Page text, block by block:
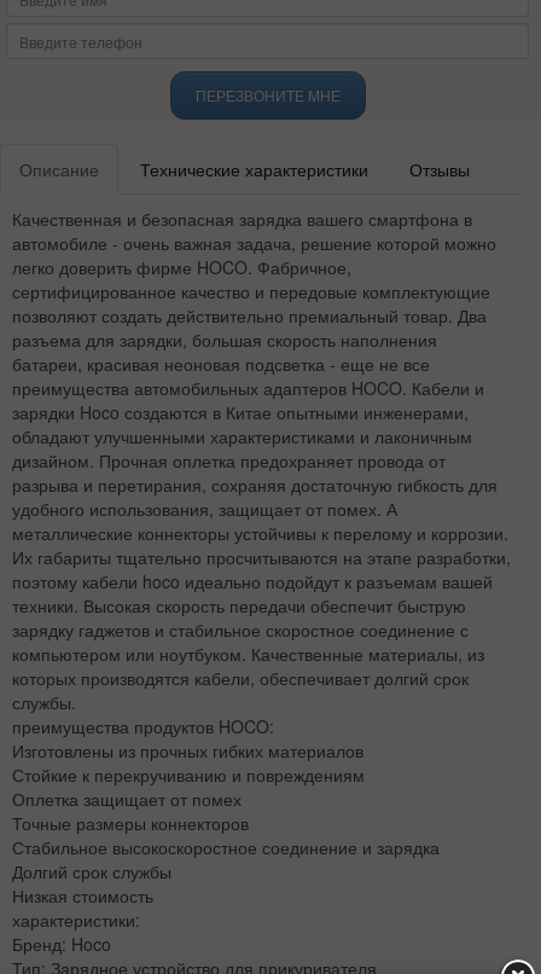
ПЕРЕЗВОНИТЕ МНЕ
Описание Технические характеристики Отзывы
Качественная и безопасная зарядка вашего смартфона в
автомобиле - очень важная задача, решение которой можно
легко доверить фирме HOCO. Фабричное,
сертифицированное качество и передовые комплектующие
позволяют создать действительно премиальный товар. Два
разъема для зарядки, большая скорость наполнения
батареи, красивая неоновая подсветка - еще не все
преимущества автомобильных адаптеров HOCO. Кабели и
зарядки Hoco создаются в Китае опытными инженерами,
обладают улучшенными характеристиками и лаконичным
дизайном. Прочная оплетка предохраняет провода от
разрыва и перетирания, сохраняя достаточную гибкость для
удобного использования, защищает от помех. А
металлические коннекторы устойчивы к перелому и коррозии.
Их габариты тщательно просчитываются на этапе разработки,
поэтому кабели hoco идеально подойдут к разъемам вашей
техники. Высокая скорость передачи обеспечит быструю
зарядку гаджетов и стабильное скоростное соединение с
компьютером или ноутбуком. Качественные материалы, из
которых производятся кабели, обеспечивает долгий срок
службы.
преимущества продуктов HOCO:
Изготовлены из прочных гибких материалов
Стойкие к перекручиванию и повреждениям
Оплетка защищает от помех
Точные размеры коннекторов
Стабильное высокоскоростное соединение и зарядка
Долгий срок службы
Низкая стоимость
характеристики:
Бренд: Hoco
Тип: Зарядное устройство для прикуривателя